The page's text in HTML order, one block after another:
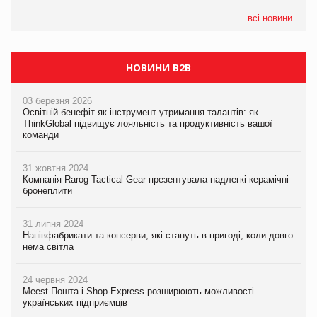
всі новини
НОВИНИ B2B
03 березня 2026
Освітній бенефіт як інструмент утримання талантів: як
ThinkGlobal підвищує лояльність та продуктивність вашої
команди
31 жовтня 2024
Компанія Rarog Tactical Gear презентувала надлегкі керамічні
бронеплити
31 липня 2024
Напівфабрикати та консерви, які стануть в пригоді, коли довго
нема світла
24 червня 2024
Meest Пошта і Shop-Express розширюють можливості
українських підприємців